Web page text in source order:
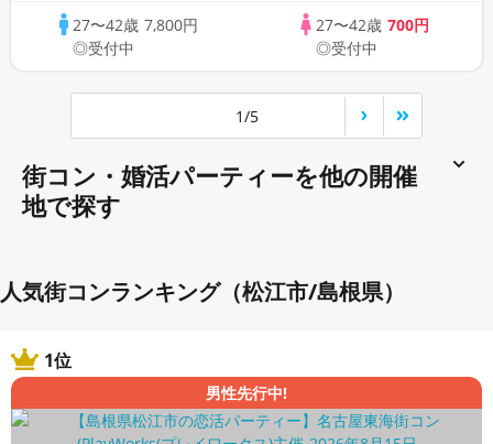
27〜42歳 7,800円
◎受付中
27〜42歳 700円
◎受付中
1/5
街コン・婚活パーティーを他の開催
地で探す
人気街コンランキング（松江市/島根県）
1位
男性先行中!